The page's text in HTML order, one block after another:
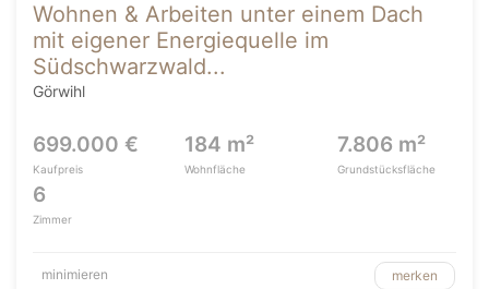
Wohnen & Arbeiten unter einem Dach
mit eigener Energiequelle im
Südschwarzwald...
Görwihl
699.000 €
Kaufpreis
184 m²
Wohnfläche
7.806 m²
Grundstücksfläche
6
Zimmer
minimieren merken